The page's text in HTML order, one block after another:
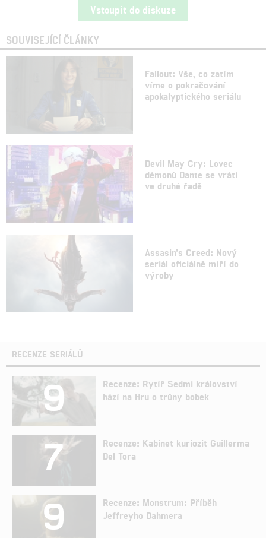
Vstoupit do diskuze
SOUVISEJÍCÍ ČLÁNKY
Fallout: Vše, co zatím
víme o pokračování
apokalyptického seriálu
Devil May Cry: Lovec
démonů Dante se vrátí
ve druhé řadě
Assasin’s Creed: Nový
seriál oficiálně míří do
výroby
RECENZE SERIÁLŮ
9
Recenze: Rytíř Sedmi království
hází na Hru o trůny bobek
7
Recenze: Kabinet kuriozit Guillerma
Del Tora
9
Recenze: Monstrum: Příběh
Jeffreyho Dahmera